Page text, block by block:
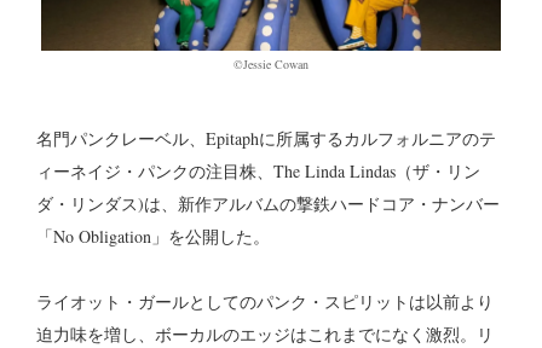
©Jessie Cowan
名門パンクレーベル、Epitaphに所属するカルフォルニアのテ
ィーネイジ・パンクの注目株、The Linda Lindas（ザ・リン
ダ・リンダス)は、新作アルバムの撃鉄ハードコア・ナンバー
「No Obligation」を公開した。
ライオット・ガールとしてのパンク・スピリットは以前より
迫力味を増し、ボーカルのエッジはこれまでになく激烈。リ